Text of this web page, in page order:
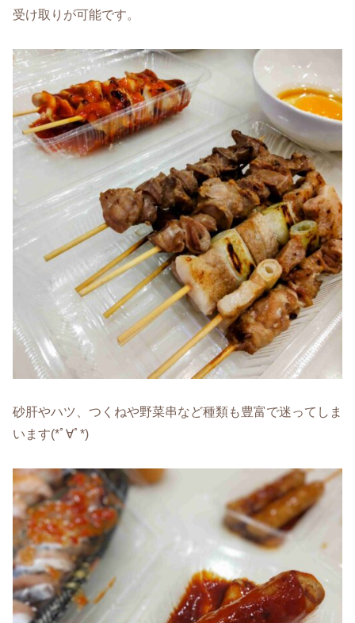
受け取りが可能です。
砂肝やハツ、つくねや野菜串など種類も豊富で迷ってしま
います(*ﾟ∀ﾟ*)